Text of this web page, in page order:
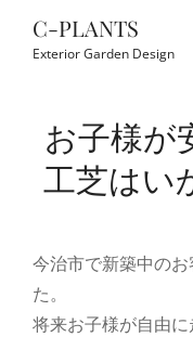
C-PLANTS
Exterior Garden Design
Overlayお子様が
工芝はい
今治市で新築中の
た。
将来お子様が自由